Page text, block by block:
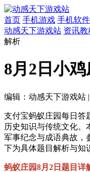
首页 手机游戏 手机软件
动感天下游戏站 资讯教
解析
8月2日小
编辑：动感天下游戏站 |
支付宝蚂蚁庄园每日答
历史知识与传统文化。
军事纪念与成语典故，
下为具体题目解析与知
蚂蚁庄园8月2日题目详